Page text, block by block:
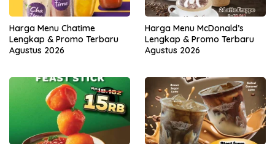
Harga Menu Chatime
Lengkap & Promo Terbaru
Agustus 2026
Harga Menu McDonald’s
Lengkap & Promo Terbaru
Agustus 2026